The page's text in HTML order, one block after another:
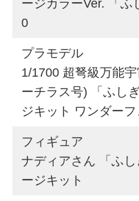
ージカラーVer. 「ふ
0
プラモデル
1/1700 超弩級万能
ーチラス号) 「ふし
ジキット ワンダー
フィギュア
ナディアさん 「ふ
ージキット